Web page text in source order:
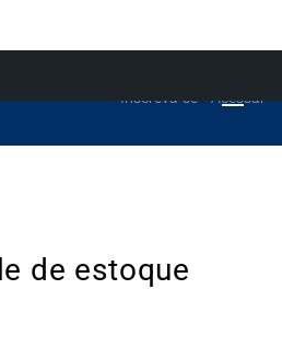
Inscreva-se/Acessar
de estoque